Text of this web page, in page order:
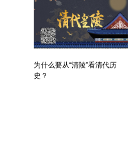
为什么要从“清陵”看清代历
史？